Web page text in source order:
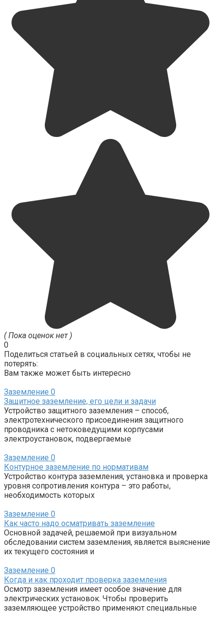
( Пока оценок нет )
0
Поделиться статьей в социальных сетях, чтобы не
потерять:
Вам также может быть интересно
Заземление 0
Защитное заземление, его цели и задачи
Устройство защитного заземления – способ,
электротехнического присоединения защитного
проводника с нетоковедущими корпусами
электроустановок, подвергаемые
Заземление 0
Контурное заземление по нормативам
Устройство контура заземления, установка и проверка
уровня сопротивления контура – это работы,
необходимость которых
Заземление 0
Как часто надо осматривать заземление
Основной задачей, решаемой при визуальном
обследовании систем заземления, является выяснение
их текущего состояния и
Заземление 0
Когда и как проходит проверка заземления
Осмотр заземления имеет особое значение для
электрических установок. Чтобы проверить
заземляющее устройство применяют специальные